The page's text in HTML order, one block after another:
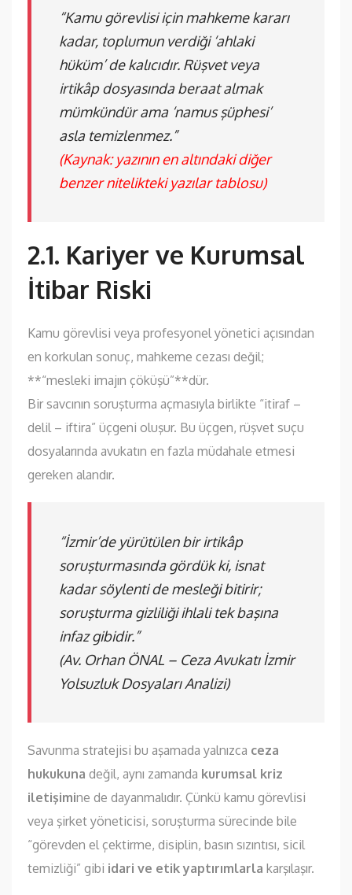
“Kamu görevlisi için mahkeme kararı
kadar, toplumun verdiği ‘ahlaki
hüküm’ de kalıcıdır. Rüşvet veya
irtikâp dosyasında beraat almak
mümkündür ama ‘namus şüphesi’
asla temizlenmez.”
(Kaynak: yazının en altındaki diğer
benzer nitelikteki yazılar tablosu)
2.1. Kariyer ve Kurumsal
İtibar Riski
Kamu görevlisi veya profesyonel yönetici açısından
en korkulan sonuç, mahkeme cezası değil;
**“mesleki imajın çöküşü”**dür.
Bir savcının soruşturma açmasıyla birlikte “itiraf –
delil – iftira” üçgeni oluşur. Bu üçgen, rüşvet suçu
dosyalarında avukatın en fazla müdahale etmesi
gereken alandır.
“İzmir’de yürütülen bir irtikâp
soruşturmasında gördük ki, isnat
kadar söylenti de mesleği bitirir;
soruşturma gizliliği ihlali tek başına
infaz gibidir.”
(Av. Orhan ÖNAL – Ceza Avukatı İzmir
Yolsuzluk Dosyaları Analizi)
Savunma stratejisi bu aşamada yalnızca ceza
hukukuna değil, aynı zamanda kurumsal kriz
iletişimine de dayanmalıdır. Çünkü kamu görevlisi
veya şirket yöneticisi, soruşturma sürecinde bile
“görevden el çektirme, disiplin, basın sızıntısı, sicil
temizliği” gibi idari ve etik yaptırımlarla karşılaşır.